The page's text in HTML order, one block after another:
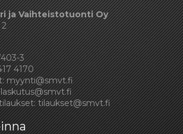
ja Vaihteistotuonti Oy
3
4170
myynti@smvt.fi
laskutus@smvt.fi
tilaukset@smvt.fi